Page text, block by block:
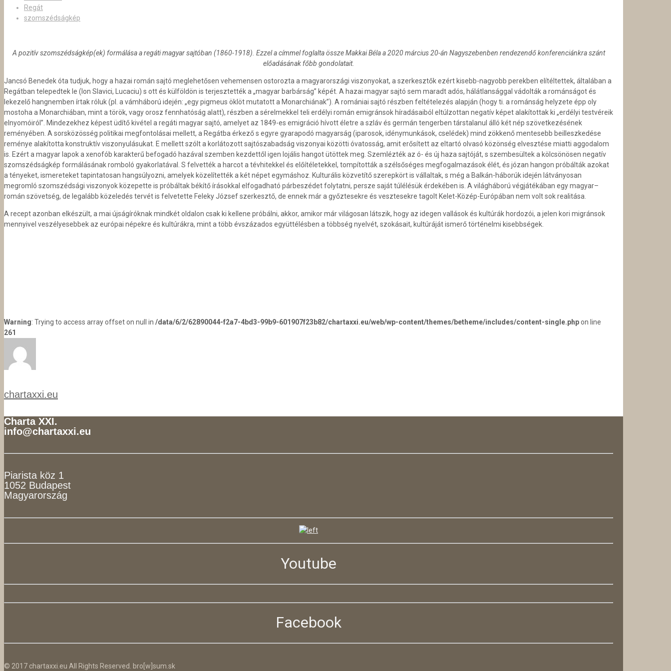
Regát
szomszédságkép
A pozitív szomszédságkép(ek) formálása a regáti magyar sajtóban (1860-1918). Ezzel a címmel foglalta össze Makkai Béla a 2020 március 20-án Nagyszebenben rendezendő konferenciánkra szánt
előadásának főbb gondolatait.
Jancsó Benedek óta tudjuk, hogy a hazai román sajtó meglehetősen vehemensen ostorozta a magyarországi viszonyokat, a szerkesztők ezért kisebb-nagyobb perekben elítéltettek, általában a
Regátban telepedtek le (Ion Slavici, Lucaciu) s ott és külföldön is terjesztették a „magyar barbárság” képét. A hazai magyar sajtó sem maradt adós, hálátlansággal vádolták a románságot és
lekezelő hangnemben írtak róluk (pl. a vámháború idején: „egy pigmeus öklöt mutatott a Monarchiának”). A romániai sajtó részben feltételezés alapján (hogy ti. a románság helyzete épp oly
mostoha a Monarchiában, mint a török, vagy orosz fennhatóság alatt), részben a sérelmekkel teli erdélyi román emigránsok híradásaiból eltúlzottan negatív képet alakítottak ki „erdélyi testvéreik
elnyomóiról”. Mindezekhez képest üdítő kivétel a regáti magyar sajtó, amelyet az 1849-es emigráció hívott életre a szláv és germán tengerben társtalanul álló két nép szövetkezésének
reményében. A sorsközösség politikai megfontolásai mellett, a Regátba érkező s egyre gyarapodó magyarság (iparosok, idénymunkások, cselédek) mind zökkenő mentesebb beilleszkedése
reménye alakította konstruktív viszonyulásukat. E mellett szólt a korlátozott sajtószabadság viszonyai közötti óvatosság, amit erősített az eltartó olvasó közönség elvesztése miatti aggodalom
is. Ezért a magyar lapok a xenofób karakterű befogadó hazával szemben kezdettől igen lojális hangot ütöttek meg. Szemlézték az ó- és új haza sajtóját, s szembesültek a kölcsönösen negatív
szomszédságkép formálásának romboló gyakorlatával. S felvették a harcot a tévhitekkel és előítéletekkel, tompították a szélsőséges megfogalmazások élét, és józan hangon próbálták azokat
a tényeket, ismereteket tapintatosan hangsúlyozni, amelyek közelítették a két népet egymáshoz. Kulturális közvetítő szerepkört is vállaltak, s még a Balkán-háborúk idején látványosan
megromló szomszédsági viszonyok közepette is próbáltak békítő írásokkal elfogadható párbeszédet folytatni, persze saját túlélésük érdekében is. A világháború végjátékában egy magyar–
román szövetség, de legalább közeledés tervét is felvetette Feleky József szerkesztő, de ennek már a győztesekre és vesztesekre tagolt Kelet-Közép-Európában nem volt sok realitása.
A recept azonban elkészült, a mai újságíróknak mindkét oldalon csak ki kellene próbálni, akkor, amikor már világosan látszik, hogy az idegen vallások és kultúrák hordozói, a jelen kori migránsok
mennyivel veszélyesebbek az európai népekre és kultúrákra, mint a több évszázados együttélésben a többség nyelvét, szokásait, kultúráját ismerő történelmi kisebbségek.
Warning: Trying to access array offset on null in /data/6/2/62890044-f2a7-4bd3-99b9-601907f23b82/chartaxxi.eu/web/wp-content/themes/betheme/includes/content-single.phpon line
261
chartaxxi.eu
Charta XXI.
info@chartaxxi.eu
Piarista köz 1
1052 Budapest
Magyarország
Youtube
Facebook
© 2017 chartaxxi.eu All Rights Reserved. bro[w]sum.sk